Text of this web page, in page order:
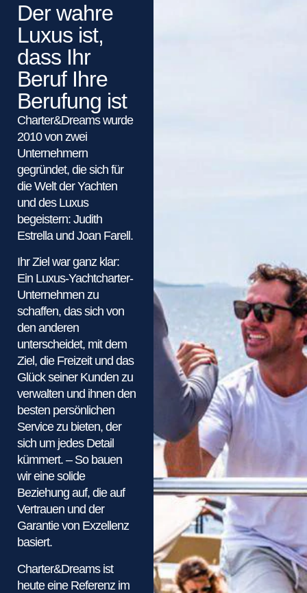
Der wahre
Luxus ist,
dass Ihr
Beruf Ihre
Berufung ist
Charter&Dreams wurde
2010 von zwei
Unternehmern
gegründet, die sich für
die Welt der Yachten
und des Luxus
begeistern: Judith
Estrella und Joan Farell.
Ihr Ziel war ganz klar:
Ein Luxus-Yachtcharter-
Unternehmen zu
schaffen, das sich von
den anderen
unterscheidet, mit dem
Ziel, die Freizeit und das
Glück seiner Kunden zu
verwalten und ihnen den
besten persönlichen
Service zu bieten, der
sich um jedes Detail
kümmert. – So bauen
wir eine solide
Beziehung auf, die auf
Vertrauen und der
Garantie von Exzellenz
basiert.
Charter&Dreams ist
heute eine Referenz im